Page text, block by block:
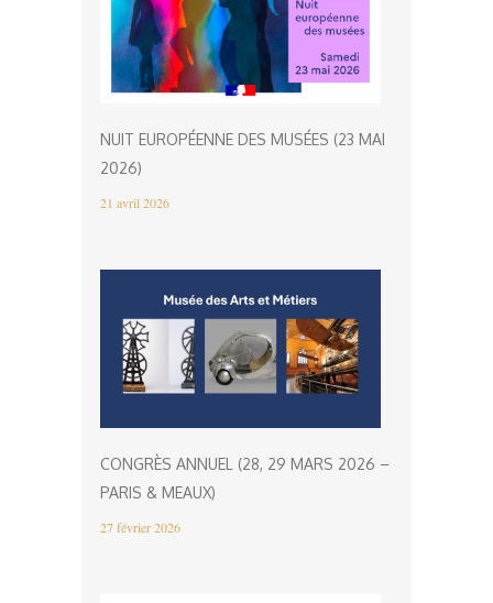
NUIT EUROPÉENNE DES MUSÉES (23 MAI
2026)
21 avril 2026
CONGRÈS ANNUEL (28, 29 MARS 2026 –
PARIS & MEAUX)
27 février 2026